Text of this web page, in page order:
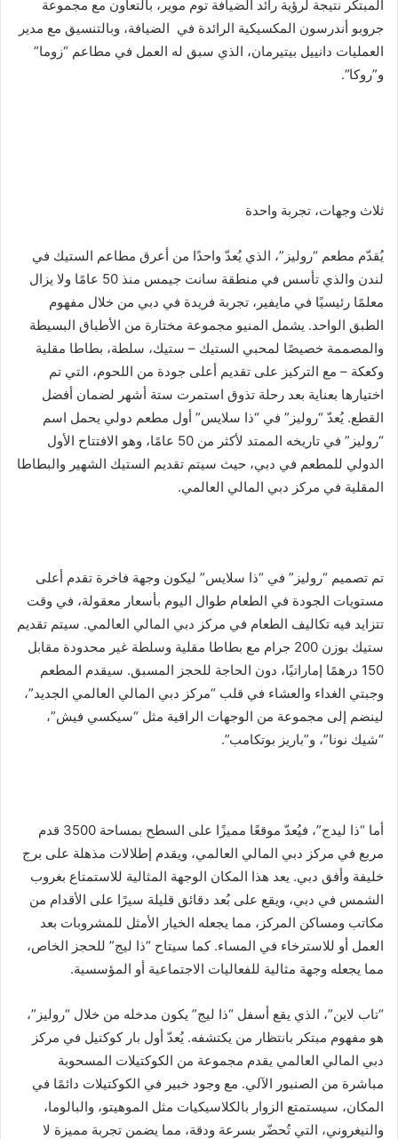
المبتكر نتيجة لرؤية رائد الضيافة توم موير، بالتعاون مع مجموعة
جروبو أندرسون المكسيكية الرائدة في الضيافة، وبالتنسيق مع مدير
العمليات دانييل بيتيرمان، الذي سبق له العمل في مطاعم “زوما”
و”روكا”.
ثلاث وجهات، تجربة واحدة
يُقدّم مطعم “روليز”، الذي يُعدّ واحدًا من أعرق مطاعم الستيك في
لندن والذي تأسس في منطقة سانت جيمس منذ 50 عامًا ولا يزال
معلمًا رئيسيًا في مايفير، تجربة فريدة في دبي من خلال مفهوم
الطبق الواحد. يشمل المنيو مجموعة مختارة من الأطباق البسيطة
والمصممة خصيصًا لمحبي الستيك – ستيك، سلطة، بطاطا مقلية
وكعكة – مع التركيز على تقديم أعلى جودة من اللحوم، التي تم
اختيارها بعناية بعد رحلة تذوق استمرت ستة أشهر لضمان أفضل
القطع. يُعدّ “روليز” في “ذا سلايس” أول مطعم دولي يحمل اسم
“روليز” في تاريخه الممتد لأكثر من 50 عامًا، وهو الافتتاح الأول
الدولي للمطعم في دبي، حيث سيتم تقديم الستيك الشهير والبطاطا
المقلية في مركز دبي المالي العالمي.
تم تصميم “روليز” في “ذا سلايس” ليكون وجهة فاخرة تقدم أعلى
مستويات الجودة في الطعام طوال اليوم بأسعار معقولة، في وقت
تتزايد فيه تكاليف الطعام في مركز دبي المالي العالمي. سيتم تقديم
ستيك بوزن 200 جرام مع بطاطا مقلية وسلطة غير محدودة مقابل
150 درهمًا إماراتيًا، دون الحاجة للحجز المسبق. سيقدم المطعم
وجبتي الغداء والعشاء في قلب “مركز دبي المالي العالمي الجديد”،
لينضم إلى مجموعة من الوجهات الراقية مثل “سيكسي فيش”،
“شيك نونا”، و”باريز بوتكامب”.
أما “ذا ليدج”، فيُعدّ موقعًا مميزًا على السطح بمساحة 3500 قدم
مربع في مركز دبي المالي العالمي، ويقدم إطلالات مذهلة على برج
خليفة وأفق دبي. يعد هذا المكان الوجهة المثالية للاستمتاع بغروب
الشمس في دبي، ويقع على بُعد دقائق قليلة سيرًا على الأقدام من
مكاتب ومساكن المركز، مما يجعله الخيار الأمثل للمشروبات بعد
العمل أو للاسترخاء في المساء. كما سيتاح “ذا ليج” للحجز الخاص،
مما يجعله وجهة مثالية للفعاليات الاجتماعية أو المؤسسية.
“تاب لاين”، الذي يقع أسفل “ذا ليج” يكون مدخله من خلال “روليز”،
هو مفهوم مبتكر بانتظار من يكتشفه. يُعدّ أول بار كوكتيل في مركز
دبي المالي العالمي يقدم مجموعة من الكوكتيلات المسحوبة
مباشرة من الصنبور الآلي. مع وجود خبير في الكوكتيلات دائمًا في
المكان، سيستمتع الزوار بالكلاسيكيات مثل الموهيتو، والبالوما،
والنيغروني، التي تُحضّر بسرعة ودقة، مما يضمن تجربة مميزة لا